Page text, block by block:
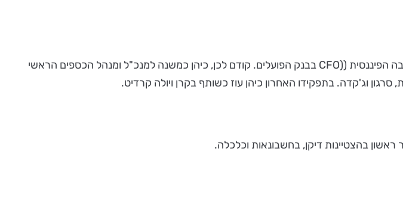
רן עוז, (48), כיהן בתפקידים בכירים במגזר הפיננסי, וביניהם משנה למנכ"ל, והממונה על החטיבה הפיננסית ((CFO בבנק הפועלים. קודם לכן, כיהן כמשנה למנכ"ל ומנהל הכספים הראשי
בהצטיינות דיקן, בחשבונאות וכלכלה.